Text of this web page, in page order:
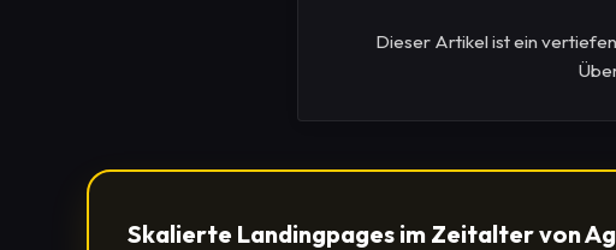
Dieser Artikel ist ein
Skalierte Landingpages im Zeitalter von